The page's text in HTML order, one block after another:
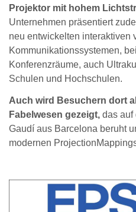
Projektor mit hohem
Unternehmen präsentiert
neu entwickelten interaktiven
Kommunikationssystemen,
Konferenzräume, auch
Schulen und Hochschulen.
Auch wird Besuchern dort
Fabelwesen gezeigt, das auf
Gaudí aus Barcelona beruht
modernen